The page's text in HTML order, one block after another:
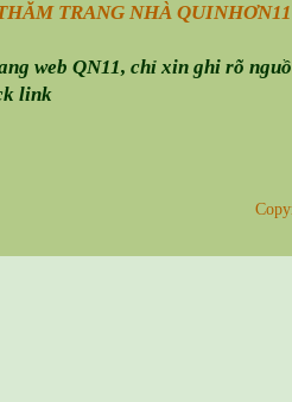
TRANG NHÀ QUINHƠN
web QN11, chỉ xin ghi rõ
link